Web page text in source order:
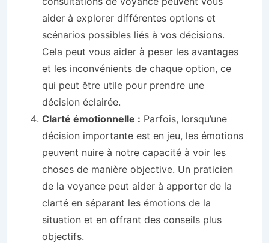
aider à explorer différentes options et
scénarios possibles liés à vos décisions.
Cela peut vous aider à peser les avantages
et les inconvénients de chaque option, ce
qui peut être utile pour prendre une
décision éclairée.
Clarté émotionnelle : Parfois, lorsqu’une
décision importante est en jeu, les émotions
peuvent nuire à notre capacité à voir les
choses de manière objective. Un praticien
de la voyance peut aider à apporter de la
clarté en séparant les émotions de la
situation et en offrant des conseils plus
objectifs.